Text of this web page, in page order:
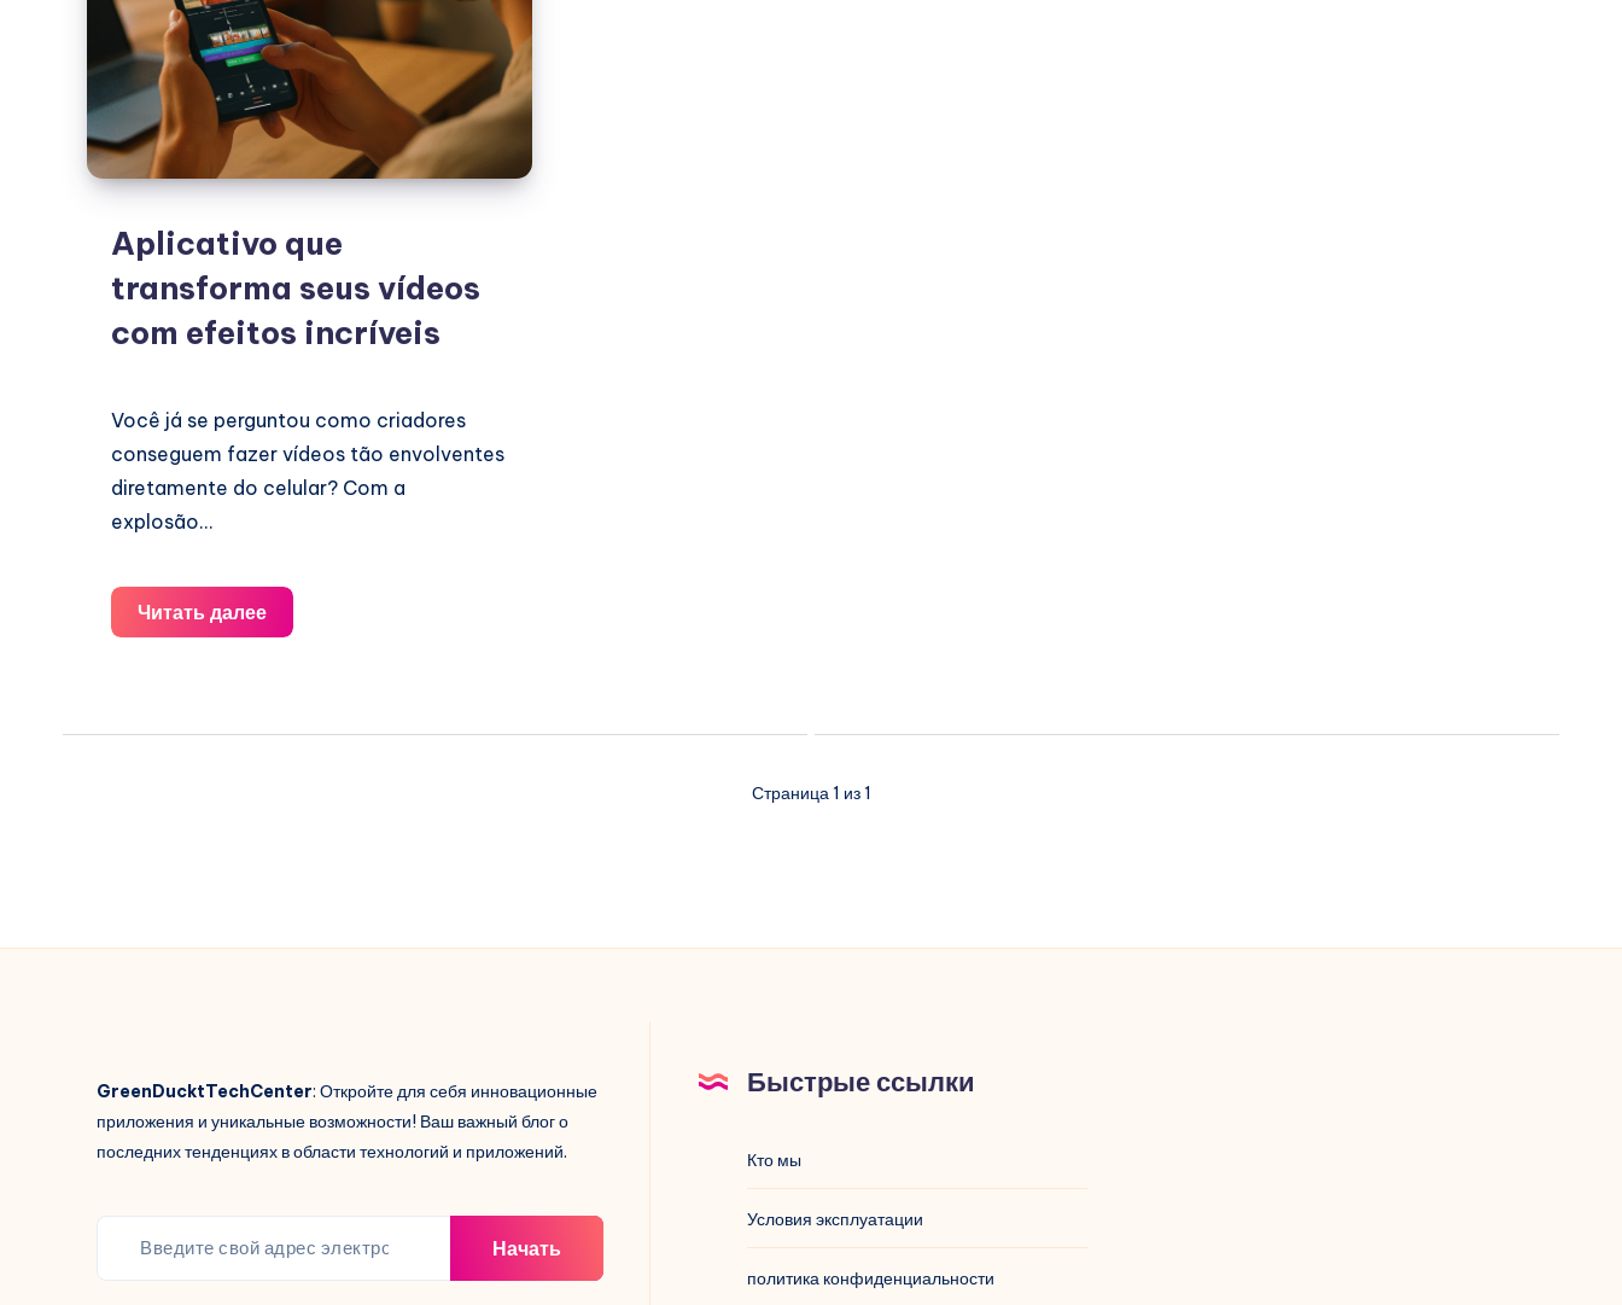
Aplicativo que
transforma seus vídeos
com efeitos incríveis
Você já se perguntou como criadores
conseguem fazer vídeos tão envolventes
diretamente do celular? Com a
explosão…
Читать далееAplicativo
que
Страница 1 из 1
GreenDucktTechCenter: Откройте для себя инновационные
приложения и уникальные возможности! Ваш важный блог о
последних тенденциях в области технологий и приложений.
Начать
Быстрые ссылки
Кто мы
Условия эксплуатации
политика конфиденциальности